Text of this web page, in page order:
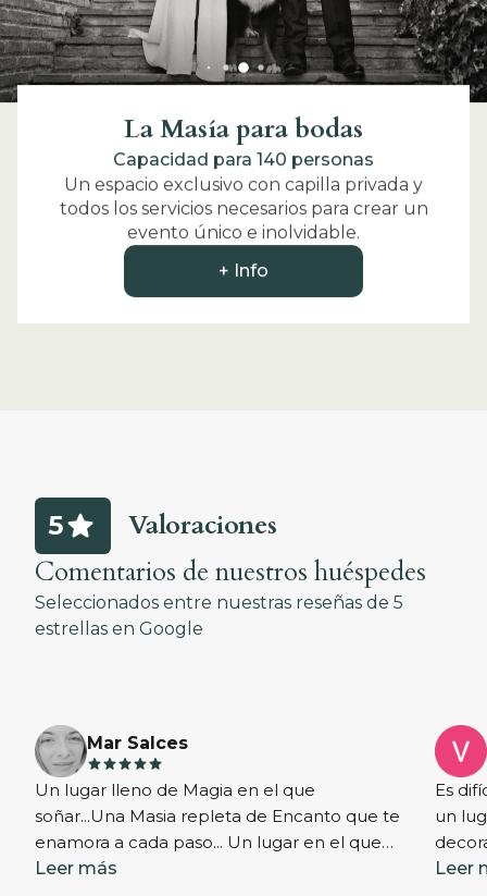
La Masía para bodas
Capacidad para 140 personas
Un espacio exclusivo con capilla privada y
todos los servicios necesarios para crear un
evento único e inolvidable.
+ Info
5
Valoraciones
Comentarios de nuestros huéspedes
Seleccionados entre nuestras reseñas de 5
estrellas en Google
Mar Salces
starstarstarstarstar
Un lugar lleno de Magia en el que
soñar...Una Masia repleta de Encanto que te
enamora a cada paso... Un lugar en el que
refugiarse del "ruido" de las abarrotadas
Leer más
Es
un
Leer